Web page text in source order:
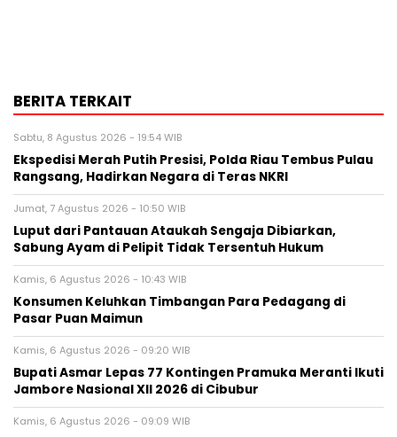
BERITA TERKAIT
Sabtu, 8 Agustus 2026 - 19:54 WIB
Ekspedisi Merah Putih Presisi, Polda Riau Tembus Pulau
Rangsang, Hadirkan Negara di Teras NKRI
Jumat, 7 Agustus 2026 - 10:50 WIB
Luput dari Pantauan Ataukah Sengaja Dibiarkan,
Sabung Ayam di Pelipit Tidak Tersentuh Hukum
Kamis, 6 Agustus 2026 - 10:43 WIB
Konsumen Keluhkan Timbangan Para Pedagang di
Pasar Puan Maimun
Kamis, 6 Agustus 2026 - 09:20 WIB
Bupati Asmar Lepas 77 Kontingen Pramuka Meranti Ikuti
Jambore Nasional XII 2026 di Cibubur
Kamis, 6 Agustus 2026 - 09:09 WIB